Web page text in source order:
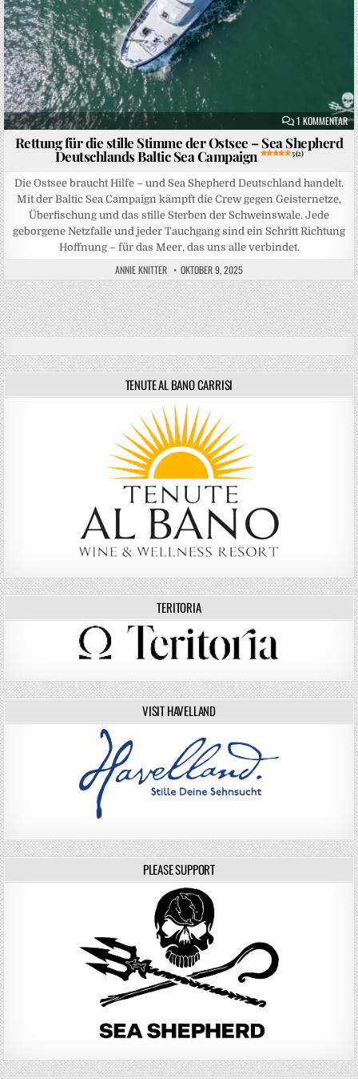
1 KOMMENTARZU
Rettung für die stille Stimme der Ostsee – Sea Shepherd
Deutschlands Baltic Sea Campaign 5 (2)
Die Ostsee braucht Hilfe – und Sea Shepherd Deutschland handelt.
Mit der Baltic Sea Campaign kämpft die Crew gegen Geisternetze,
Überfischung und das stille Sterben der Schweinswale. Jede
geborgene Netzfalle und jeder Tauchgang sind ein Schritt Richtung
Hoffnung – für das Meer, das uns alle verbindet.
ANNIE KNITTER OKTOBER 9, 2025
TENUTE AL BANO CARRISI
TERITORIA
VISIT HAVELLAND
PLEASE SUPPORT